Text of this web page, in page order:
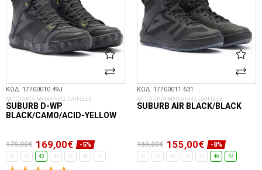
ΚΩΔ. 17700010.49J
ΜΠΟΤΑΚΙΑ ΜΗΧΑΝΗΣ DAINESE
SUBURB D-WP
BLACK/CAMO/ACID-YELLOW
179,00€ 169,00€ -5%
41 42 43 44 45 46 47
ΚΩΔ. 17700011.631
ΜΠΟΤΑΚΙΑ ΜΗΧΑΝΗΣ DAINESE
SUBURB AIR BLACK/BLACK
169,00€ 155,00€ -8%
41 42 43 44 45 46 47